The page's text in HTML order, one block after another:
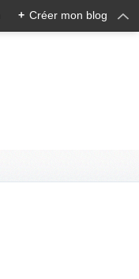
+ Créer mon blog